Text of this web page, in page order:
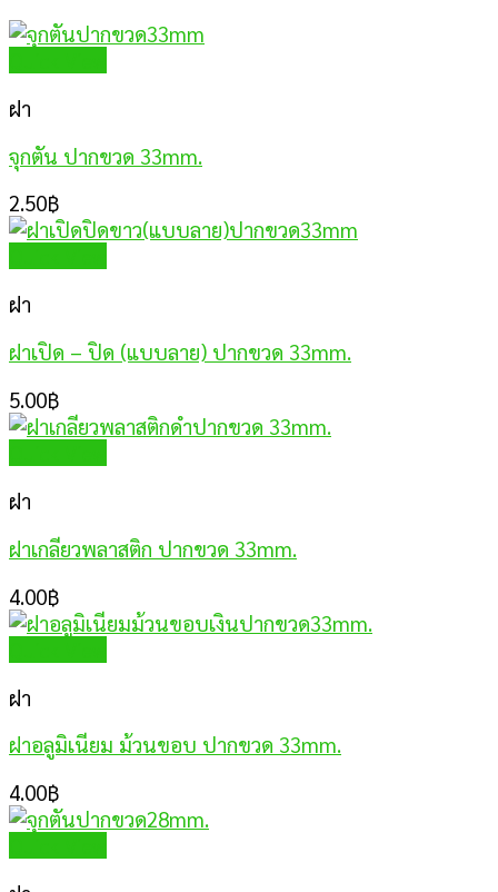
ฝา
จุกตัน ปากขวด 33mm.
2.50฿
ฝา
ฝาเปิด – ปิด (แบบลาย) ปากขวด 33mm.
5.00฿
ฝา
ฝาเกลียวพลาสติก ปากขวด 33mm.
4.00฿
ฝา
ฝาอลูมิเนียม ม้วนขอบ ปากขวด 33mm.
4.00฿